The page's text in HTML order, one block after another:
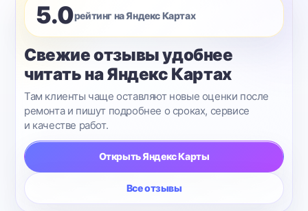
5.0рейтинг на Яндекс Картах
Свежие отзывы удобнее
читать на Яндекс Картах
Там клиенты чаще оставляют новые оценки после
ремонта и пишут подробнее о сроках, сервисе
и качестве работ.
Открыть Яндекс Карты
Все отзывы